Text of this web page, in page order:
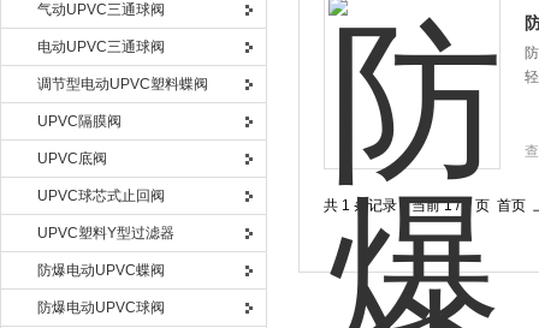
气动UPVC三通球阀
电动UPVC三通球阀
调节型电动UPVC塑料蝶阀
UPVC隔膜阀
UPVC底阀
UPVC球芯式止回阀
UPVC塑料Y型过滤器
防爆电动UPVC蝶阀
防爆电动UPVC球阀
共 1 条记录，当前 1 / 1 页 首页